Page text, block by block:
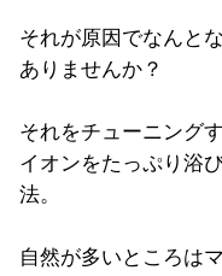
それが原因でなんと
ありませんか？
それをチューニング
イオンをたっぷり浴
法。
自然が多いところは